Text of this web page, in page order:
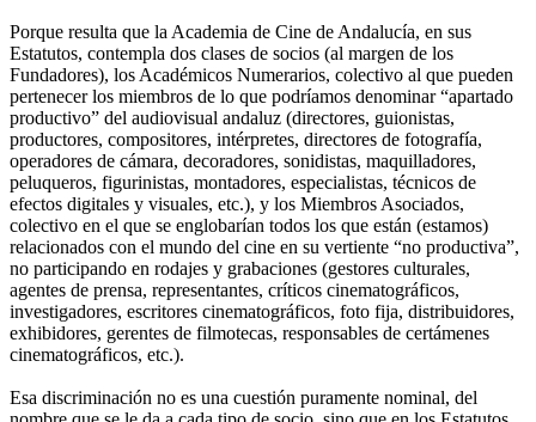
Porque resulta que la Academia de Cine de Andalucía, en sus
Estatutos, contempla dos clases de socios (al margen de los
Fundadores), los Académicos Numerarios, colectivo al que pueden
pertenecer los miembros de lo que podríamos denominar “apartado
productivo” del audiovisual andaluz (directores, guionistas,
productores, compositores, intérpretes, directores de fotografía,
operadores de cámara, decoradores, sonidistas, maquilladores,
peluqueros, figurinistas, montadores, especialistas, técnicos de
efectos digitales y visuales, etc.), y los Miembros Asociados,
colectivo en el que se englobarían todos los que están (estamos)
relacionados con el mundo del cine en su vertiente “no productiva”,
no participando en rodajes y grabaciones (gestores culturales,
agentes de prensa, representantes, críticos cinematográficos,
investigadores, escritores cinematográficos, foto fija, distribuidores,
exhibidores, gerentes de filmotecas, responsables de certámenes
cinematográficos, etc.).
Esa discriminación no es una cuestión puramente nominal, del